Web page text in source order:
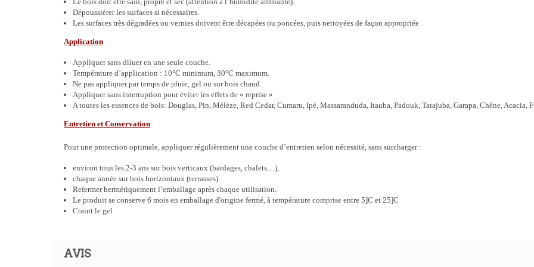
Dépoussiérer les surfaces si nécessaires.
Les surfaces très dégradées ou vernies doivent être décapées ou poncées, puis nettoyées de façon appropriée
Application
Appliquer sans diluer en une seule couche.
Température d’application : 10°C minimum, 30°C maximum.
Ne pas appliquer par temps de pluie, gel ou sur bois chaud.
Appliquer sans interruption pour éviter les effets de « reprise »
A toutes les essences de bois: Douglas, Pin, Mélèze, Red Cedar, Cumaru, Ipé, Massaranduda, Itauba, Padouk, Tatajuba, Garapa, Chêne, Acacia,
Entretien et Conservation
Pour une protection optimale, appliquer régulièrement une couche d’entretien selon nécessité, sans surcharger :
environ tous les 2-3 ans sur bois verticaux (bardages, chalets…),
chaque année sur bois horizontaux (terrasses).
Refermer hermétiquement l’emballage après chaque utilisation.
Le produit se conserve 6 mois en emballage d'origine fermé, à température comprise entre 5]C et 25]C
Craint le gel
AVIS